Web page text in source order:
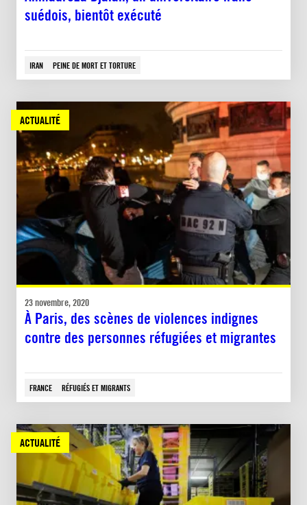
suédois, bientôt exécuté
IRAN PEINE DE MORT ET TORTURE
ACTUALITÉ
23 novembre, 2020
À Paris, des scènes de violences indignes
contre des personnes réfugiées et migrantes
FRANCE RÉFUGIÉS ET MIGRANTS
ACTUALITÉ